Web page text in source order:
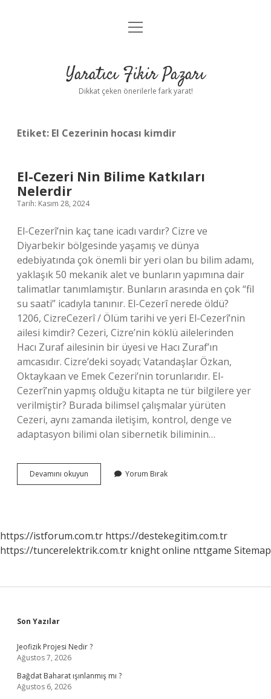
Anasayfa
Yasal Uyarı
menüyü
Yaratıcı Fikir Pazarı
Dikkat çeken önerilerle fark yarat!
Etiket: El Cezerinin hocası kimdir
El-Cezeri Nin Bilime Katkıları
Nelerdir
Tarih: Kasım 28, 2024
El-Cezerî’nin kaç tane icadı vardır? Cizre ve
Diyarbekir bölgesinde yaşamış ve dünya
edebiyatında çok önemli bir yeri olan bu bilim adamı,
yaklaşık 50 mekanik alet ve bunların yapımına dair
talimatlar tanımlamıştır. Bunların arasında en çok “fil
su saati” icadıyla tanınır. El-Cezerî nerede öldü?
1206, CizreCezerî / Ölüm tarihi ve yeri El-Cezerî’nin
ailesi kimdir? Cezeri, Cizre’nin köklü ailelerinden
Hacı Zuraf ailesinin bir üyesi ve Hacı Zuraf’ın
amcasıdır. Cizre’deki soyadı; Vatandaşlar Özkan,
Oktaykaan ve Emek Cezeri’nin torunlarıdır. El-
Cezerî’nin yapmış olduğu kitapta ne tür bilgilere yer
verilmiştir? Burada bilimsel çalışmalar yürüten
Cezeri, aynı zamanda iletişim, kontrol, denge ve
adaptasyon bilimi olan sibernetik biliminin…
Devamını okuyun
Cezeri
Yorum Bırak
https://istforum.com.tr https://destekegitim.com.tr
https://tuncerelektrik.com.tr knight online nttgame Sitemap
Sidebar
Son Yazılar
Jeofizik Projesi Nedir ?
Ağustos 7, 2026
Bağdat Baharat ışınlanmış mı ?
Ağustos 6, 2026